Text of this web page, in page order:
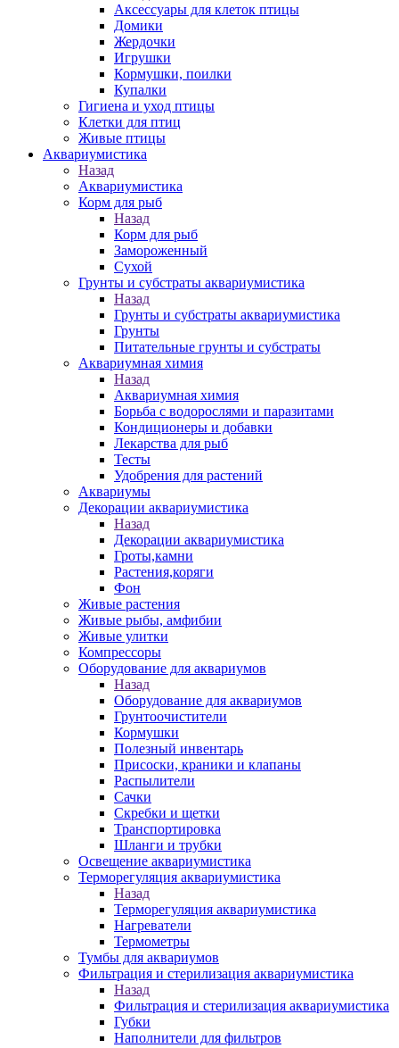
Аксессуары для клеток птицы
Домики
Жердочки
Игрушки
Кормушки, поилки
Купалки
Гигиена и уход птицы
Клетки для птиц
Живые птицы
Аквариумистика
Назад
Аквариумистика
Корм для рыб
Назад
Корм для рыб
Замороженный
Сухой
Грунты и субстраты аквариумистика
Назад
Грунты и субстраты аквариумистика
Грунты
Питательные грунты и субстраты
Аквариумная химия
Назад
Аквариумная химия
Борьба с водорослями и паразитами
Кондиционеры и добавки
Лекарства для рыб
Тесты
Удобрения для растений
Аквариумы
Декорации аквариумистика
Назад
Декорации аквариумистика
Гроты,камни
Растения,коряги
Фон
Живые растения
Живые рыбы, амфибии
Живые улитки
Компрессоры
Оборудование для аквариумов
Назад
Оборудование для аквариумов
Грунтоочистители
Кормушки
Полезный инвентарь
Присоски, краники и клапаны
Распылители
Сачки
Скребки и щетки
Транспортировка
Шланги и трубки
Освещение аквариумистика
Терморегуляция аквариумистика
Назад
Терморегуляция аквариумистика
Нагреватели
Термометры
Тумбы для аквариумов
Фильтрация и стерилизация аквариумистика
Назад
Фильтрация и стерилизация аквариумистика
Губки
Наполнители для фильтров